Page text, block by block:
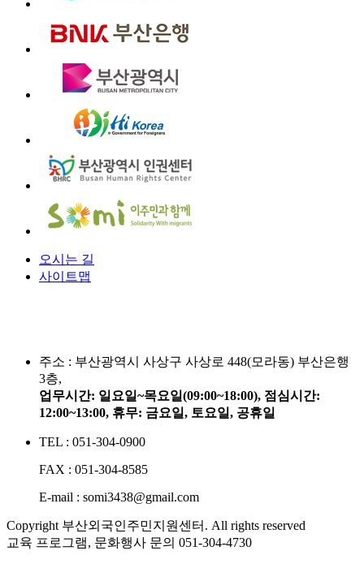
오시는 길
사이트맵
주소 : 부산광역시 사상구 사상로 448(모라동) 부산은행
3층,
업무시간: 일요일~목요일(09:00~18:00), 점심시간:
12:00~13:00, 휴무: 금요일, 토요일, 공휴일
TEL : 051-304-0900
FAX : 051-304-8585
E-mail : somi3438@gmail.com
Copyright 부산외국인주민지원센터. All rights reserved
교육 프로그램, 문화행사 문의 051-304-4730